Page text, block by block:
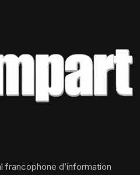
francophone d’information